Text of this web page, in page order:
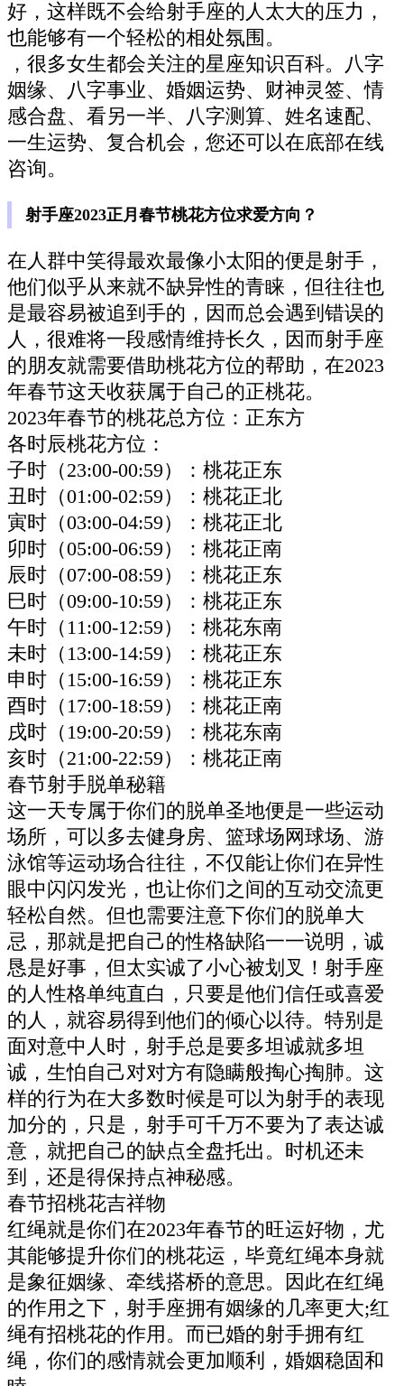
好，这样既不会给射手座的人太大的压力，
也能够有一个轻松的相处氛围。
，很多女生都会关注的星座知识百科。八字
姻缘、八字事业、婚姻运势、财神灵签、情
感合盘、看另一半、八字测算、姓名速配、
一生运势、复合机会，您还可以在底部在线
咨询。
射手座2023正月春节桃花方位求爱方向？
在人群中笑得最欢最像小太阳的便是射手，
他们似乎从来就不缺异性的青睐，但往往也
是最容易被追到手的，因而总会遇到错误的
人，很难将一段感情维持长久，因而射手座
的朋友就需要借助桃花方位的帮助，在2023
年春节这天收获属于自己的正桃花。
2023年春节的桃花总方位：正东方
各时辰桃花方位：
子时（23:00-00:59）：桃花正东
丑时（01:00-02:59）：桃花正北
寅时（03:00-04:59）：桃花正北
卯时（05:00-06:59）：桃花正南
辰时（07:00-08:59）：桃花正东
巳时（09:00-10:59）：桃花正东
午时（11:00-12:59）：桃花东南
未时（13:00-14:59）：桃花正东
申时（15:00-16:59）：桃花正东
酉时（17:00-18:59）：桃花正南
戌时（19:00-20:59）：桃花东南
亥时（21:00-22:59）：桃花正南
春节射手脱单秘籍
这一天专属于你们的脱单圣地便是一些运动
场所，可以多去健身房、篮球场网球场、游
泳馆等运动场合往往，不仅能让你们在异性
眼中闪闪发光，也让你们之间的互动交流更
轻松自然。但也需要注意下你们的脱单大
忌，那就是把自己的性格缺陷一一说明，诚
恳是好事，但太实诚了小心被划叉！射手座
的人性格单纯直白，只要是他们信任或喜爱
的人，就容易得到他们的倾心以待。特别是
面对意中人时，射手总是要多坦诚就多坦
诚，生怕自己对对方有隐瞒般掏心掏肺。这
样的行为在大多数时候是可以为射手的表现
加分的，只是，射手可千万不要为了表达诚
意，就把自己的缺点全盘托出。时机还未
到，还是得保持点神秘感。
春节招桃花吉祥物
红绳就是你们在2023年春节的旺运好物，尤
其能够提升你们的桃花运，毕竟红绳本身就
是象征姻缘、牵线搭桥的意思。因此在红绳
的作用之下，射手座拥有姻缘的几率更大;红
绳有招桃花的作用。而已婚的射手拥有红
绳，你们的感情就会更加顺利，婚姻稳固和